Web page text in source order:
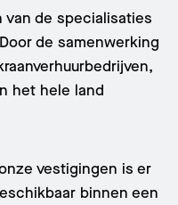
de specialisaties
de samenwerking
het hele land
vestigingen is er
binnen een